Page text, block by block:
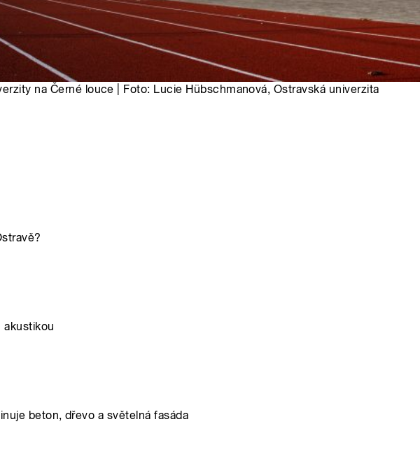
na Černé louce | Foto: Lucie Hübschmanová, Ostravská univerzita
akustikou
beton, dřevo a světelná fasáda